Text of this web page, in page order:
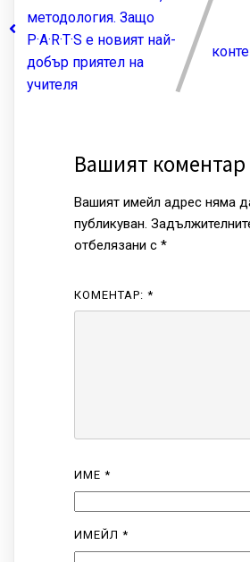
методология. Защо
P·A·R·T·S е новият най-
добър приятел на
учителя
Вашият коментар
Вашият имейл адрес няма
публикуван.
отбелязани с *
КОМЕНТАР: *
ИМЕ *
ИМЕЙЛ *